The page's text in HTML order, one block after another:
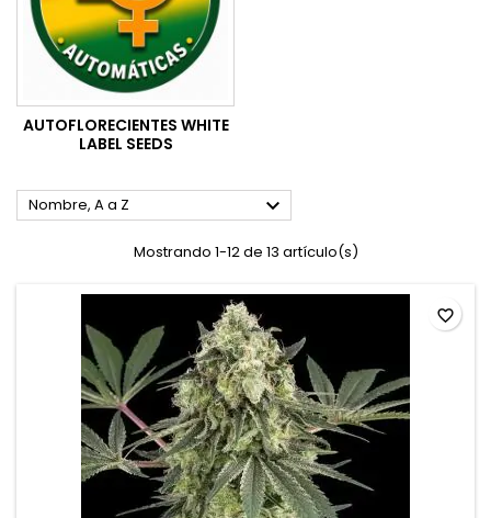
AUTOFLORECIENTES WHITE
LABEL SEEDS
Nombre, A a Z 
Mostrando 1-12 de 13 artículo(s)
favorite_border